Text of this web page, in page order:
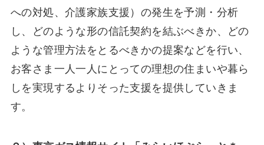
への対処、介護家族支援）の発生を予測・分析
し、どのような形の信託契約を結ぶべきか、どの
ような管理方法をとるべきかの提案などを行い、
お客さま一人一人にとっての理想の住まいや暮ら
しを実現するよりそった支援を提供していきま
す。